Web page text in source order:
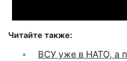
Читайте также:
ВСУ уже в НАТО, а